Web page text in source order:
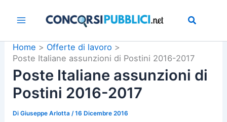
Home
Offerte di lavoro
Poste Italiane assunzioni di Postini 2016-2017
Poste Italiane assunzioni di
Postini 2016-2017
DiGiuseppe Arlotta /16 Dicembre 2016